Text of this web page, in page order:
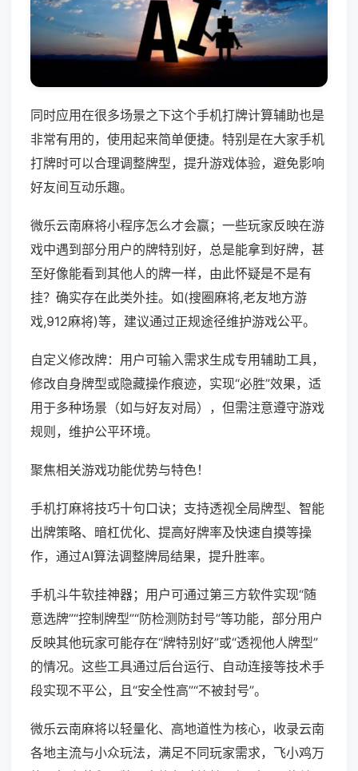
同时应用在很多场景之下这个手机打牌计算辅助也是
非常有用的，使用起来简单便捷。特别是在大家手机
打牌时可以合理调整牌型，提升游戏体验，避免影响
好友间互动乐趣。
微乐云南麻将小程序怎么才会赢；一些玩家反映在游
戏中遇到部分用户的牌特别好，总是能拿到好牌，甚
至好像能看到其他人的牌一样，由此怀疑是不是有
挂？确实存在此类外挂。如(搜圈麻将,老友地方游
戏,912麻将)等，建议通过正规途径维护游戏公平。
自定义修改牌：用户可输入需求生成专用辅助工具，
修改自身牌型或隐藏操作痕迹，实现“必胜”效果，适
用于多种场景（如与好友对局），但需注意遵守游戏
规则，维护公平环境。
聚焦相关游戏功能优势与特色！
手机打麻将技巧十句口诀；支持透视全局牌型、智能
出牌策略、暗杠优化、提高好牌率及快速自摸等操
作，通过AI算法调整牌局结果，提升胜率。
手机斗牛软挂神器；用户可通过第三方软件实现“随
意选牌”“控制牌型”“防检测防封号”等功能，部分用户
反映其他玩家可能存在“牌特别好”或“透视他人牌型”
的情况。这些工具通过后台运行、自动连接等技术手
段实现不平公，且“安全性高”“不被封号”。
微乐云南麻将以轻量化、高地道性为核心，收录云南
各地主流与小众玩法，满足不同玩家需求，飞小鸡万